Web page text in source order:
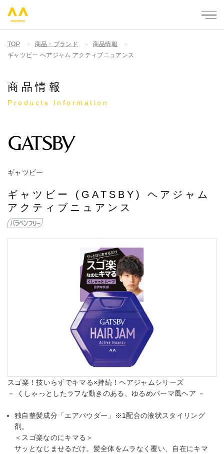
mandom - 株式会社マンダム
TOP 商品・ブランド
商品情報
ギャツビー ヘアジャム アクティブニュアンス
商品情報
Products Information
ギャツビー
ギャツビー (GATSBY) ヘアジャム
アクティブニュアンス
スゴ楽！技いらずでキマる×持続！ヘアジャムシリーズ
－ くしゃっとしたラフな動きのある、ゆるめパーマ風ヘア －
独自整髪成分「エアパウダー」※1配合の液状スタイリング
剤。
＜スゴ楽なのにキマる＞
サッとなじませるだけ。髪全体をムラなく覆い、自在にキマ